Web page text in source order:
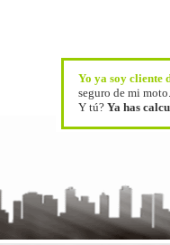
Yo ya soy cliente
seguro de mi moto.
Y tú? Ya has